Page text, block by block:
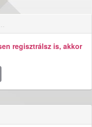
regisztrálsz is, akkor